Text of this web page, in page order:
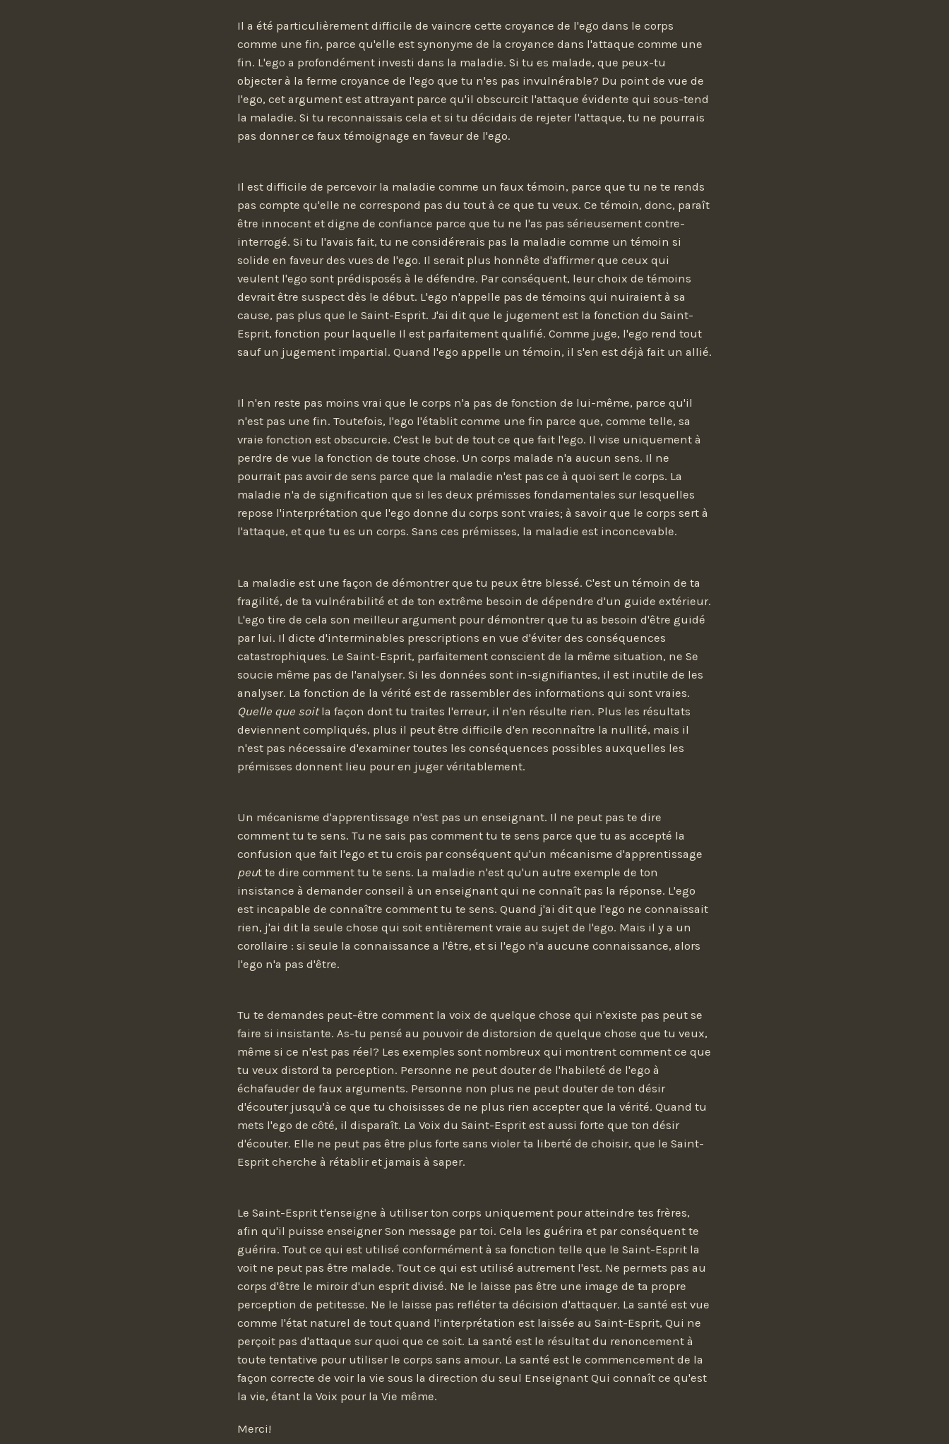
Il a été particulièrement difficile de vaincre cette croyance de l'ego dans le corps
comme une fin, parce qu'elle est synonyme de la croyance dans l'attaque comme une
fin. L'ego a profondément investi dans la maladie. Si tu es malade, que peux-tu
objecter à la ferme croyance de l'ego que tu n'es pas invulnérable? Du point de vue de
l'ego, cet argument est attrayant parce qu'il obscurcit l'attaque évidente qui sous-tend
la maladie. Si tu reconnaissais cela et si tu décidais de rejeter l'attaque, tu ne pourrais
pas donner ce faux témoignage en faveur de l'ego.
Il est difficile de percevoir la maladie comme un faux témoin, parce que tu ne te rends
pas compte qu'elle ne correspond pas du tout à ce que tu veux. Ce témoin, donc, paraît
être innocent et digne de confiance parce que tu ne l'as pas sérieusement contre-
interrogé. Si tu l'avais fait, tu ne considérerais pas la maladie comme un témoin si
solide en faveur des vues de l'ego. Il serait plus honnête d'affirmer que ceux qui
veulent l'ego sont prédisposés à le défendre. Par conséquent, leur choix de témoins
devrait être suspect dès le début. L'ego n'appelle pas de témoins qui nuiraient à sa
cause, pas plus que le Saint-Esprit. J'ai dit que le jugement est la fonction du Saint-
Esprit, fonction pour laquelle Il est parfaitement qualifié. Comme juge, l'ego rend tout
sauf un jugement impartial. Quand l'ego appelle un témoin, il s'en est déjà fait un allié.
Il n'en reste pas moins vrai que le corps n'a pas de fonction de lui-même, parce qu'il
n'est pas une fin. Toutefois, l'ego l'établit comme une fin parce que, comme telle, sa
vraie fonction est obscurcie. C'est le but de tout ce que fait l'ego. Il vise uniquement à
perdre de vue la fonction de toute chose. Un corps malade n'a aucun sens. Il ne
pourrait pas avoir de sens parce que la maladie n'est pas ce à quoi sert le corps. La
maladie n'a de signification que si les deux prémisses fondamentales sur lesquelles
repose l'interprétation que l'ego donne du corps sont vraies; à savoir que le corps sert à
l'attaque, et que tu es un corps. Sans ces prémisses, la maladie est inconcevable.
La maladie est une façon de démontrer que tu peux être blessé. C'est un témoin de ta
fragilité, de ta vulnérabilité et de ton extrême besoin de dépendre d'un guide extérieur.
L'ego tire de cela son meilleur argument pour démontrer que tu as besoin d'être guidé
par lui. Il dicte d'interminables prescriptions en vue d'éviter des conséquences
catastrophiques. Le Saint-Esprit, parfaitement conscient de la même situation, ne Se
soucie même pas de l'analyser. Si les données sont in-signifiantes, il est inutile de les
analyser. La fonction de la vérité est de rassembler des informations qui sont vraies.
Quelle que soitla façon dont tu traites l'erreur, il n'en résulte rien. Plus les résultats
deviennent compliqués, plus il peut être difficile d'en reconnaître la nullité, mais il
n'est pas nécessaire d'examiner toutes les conséquences possibles auxquelles les
prémisses donnent lieu pour en juger véritablement.
Un mécanisme d'apprentissage n'est pas un enseignant. Il ne peut pas te dire
comment tu te sens. Tu ne sais pas comment tu te sens parce que tu as accepté la
confusion que fait l'ego et tu crois par conséquent qu'un mécanisme d'apprentissage
peut te dire comment tu te sens. La maladie n'est qu'un autre exemple de ton
insistance à demander conseil à un enseignant qui ne connaît pas la réponse. L'ego
est incapable de connaître comment tu te sens. Quand j'ai dit que l'ego ne connaissait
rien, j'ai dit la seule chose qui soit entièrement vraie au sujet de l'ego. Mais il y a un
corollaire : si seule la connaissance a l'être, et si l'ego n'a aucune connaissance, alors
l'ego n'a pas d'être.
Tu te demandes peut-être comment la voix de quelque chose qui n'existe pas peut se
faire si insistante. As-tu pensé au pouvoir de distorsion de quelque chose que tu veux,
même si ce n'est pas réel? Les exemples sont nombreux qui montrent comment ce que
tu veux distord ta perception. Personne ne peut douter de l'habileté de l'ego à
échafauder de faux arguments. Personne non plus ne peut douter de ton désir
d'écouter jusqu'à ce que tu choisisses de ne plus rien accepter que la vérité. Quand tu
mets l'ego de côté, il disparaît. La Voix du Saint-Esprit est aussi forte que ton désir
d'écouter. Elle ne peut pas être plus forte sans violer ta liberté de choisir, que le Saint-
Esprit cherche à rétablir et jamais à saper.
Le Saint-Esprit t'enseigne à utiliser ton corps uniquement pour atteindre tes frères,
afin qu'il puisse enseigner Son message par toi. Cela les guérira et par conséquent te
guérira. Tout ce qui est utilisé conformément à sa fonction telle que le Saint-Esprit la
voit ne peut pas être malade. Tout ce qui est utilisé autrement l'est. Ne permets pas au
corps d'être le miroir d'un esprit divisé. Ne le laisse pas être une image de ta propre
perception de petitesse. Ne le laisse pas refléter ta décision d'attaquer. La santé est vue
comme l'état naturel de tout quand l'interprétation est laissée au Saint-Esprit, Qui ne
perçoit pas d'attaque sur quoi que ce soit. La santé est le résultat du renoncement à
toute tentative pour utiliser le corps sans amour. La santé est le commencement de la
façon correcte de voir la vie sous la direction du seul Enseignant Qui connaît ce qu'est
la vie, étant la Voix pour la Vie même.
Merci!